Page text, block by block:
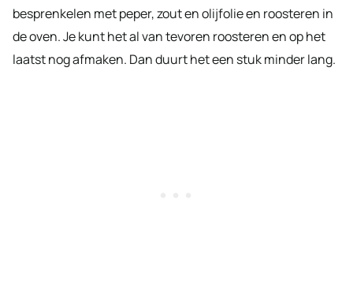
besprenkelen met peper, zout en olijfolie en roosteren in
de oven. Je kunt het al van tevoren roosteren en op het
laatst nog afmaken. Dan duurt het een stuk minder lang.